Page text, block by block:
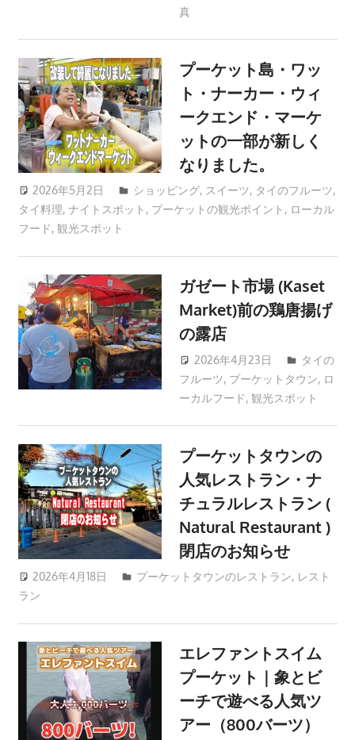
プ
ー
ケ
ッ
ト
の
観
光
に
特
し
た
情
報
を
ッ
ト・
パ
ト
ン
ビ
ー
チ
よ
り
ま
真
プーケット島・ワッ
ト・ナーカー・ウィ
ークエンド・マーケ
ットの一部が新しく
なりました。
2026年5月2日 patong003
ショッピング, スイーツ, タイのフルーツ,
タイ料理, ナイトスポット , プーケットの観光ポイント , ローカル
フード, 観光スポット
ガゼート市場 (Kaset
Market)前の鶏唐揚げ
の露店
2026年4月23日
patong003
タイの
フルーツ, プーケットタウン, ロ
ーカルフード,観光スポット
プーケットタウンの
人気レストラン・ナ
チュラルレストラン (
Natural Restaurant )
閉店のお知らせ
2026年4月18日 patong003
プーケットタウンのレストラン, レスト
ラン
エレファントスイム
プーケット｜象とビ
ーチで遊べる人気ツ
アー（800バーツ）